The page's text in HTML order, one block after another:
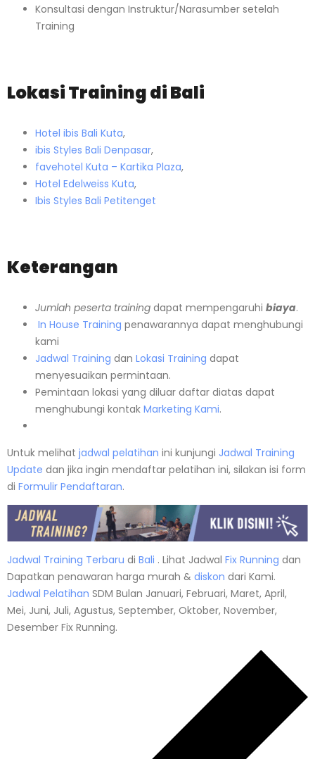
Konsultasi dengan Instruktur/Narasumber setelah
Training
Lokasi Training di Bali
Hotel ibis Bali Kuta,
ibis Styles Bali Denpasar,
favehotel Kuta – Kartika Plaza,
Hotel Edelweiss Kuta,
Ibis Styles Bali Petitenget
Keterangan
Jumlah peserta training dapat mempengaruhi biaya.
In House Training penawarannya dapat menghubungi
kami
Jadwal Training dan Lokasi Training dapat
menyesuaikan permintaan.
Pemintaan lokasi yang diluar daftar diatas dapat
menghubungi kontak Marketing Kami.
Untuk melihat jadwal pelatihan ini kunjungi Jadwal Training
Update dan jika ingin mendaftar pelatihan ini, silakan isi form
di Formulir Pendaftaran.
Jadwal Training Terbaru di Bali . Lihat Jadwal Fix Running dan
Dapatkan penawaran harga murah & diskon dari Kami.
Jadwal Pelatihan SDM Bulan Januari, Februari, Maret, April,
Mei, Juni, Juli, Agustus, September, Oktober, November,
Desember Fix Running.